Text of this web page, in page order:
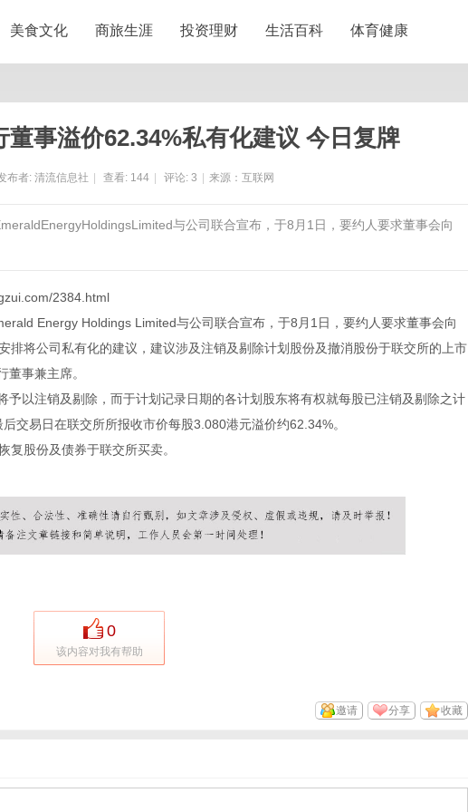
美食文化 商旅生涯 投资理财 生活百科 体育健康
事溢价62.34%私有化建议 今日复牌
布者: 清流信息社 查看: 144 评论: 3 来源：互联网
与公司联合宣布，于8月1日，要约人要求董事会向
2384.html
Energy Holdings Limited与公司联合宣布，于8月1日，要约人要求董事会向
排将公司私有化的建议，建议涉及注销及剔除计划股份及撤消股份于联交所的上市
事兼主席。
以注销及剔除，而于计划记录日期的各计划股东将有权就每股已注销及剔除之计
交易日在联交所所报收市价每股3.080港元溢价约62.34%。
股份及债券于联交所买卖。
0
该内容对我有帮助
收藏
分享
邀请